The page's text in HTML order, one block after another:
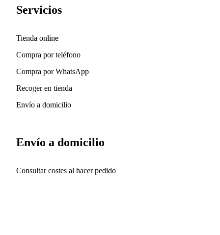
Servicios
Tienda online
Compra por teléfono
Compra por WhatsApp
Recoger en tienda
Envío a domicilio
Envío a domicilio
Consultar costes al hacer pedido